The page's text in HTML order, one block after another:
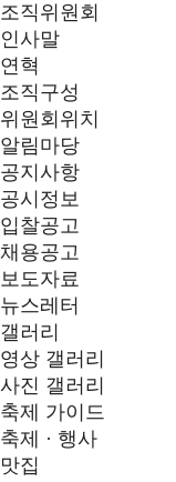
조직위원회
인사말
연혁
조직구성
위원회위치
알림마당
공지사항
공시정보
입찰공고
채용공고
보도자료
뉴스레터
갤러리
영상 갤러리
사진 갤러리
축제 가이드
축제 · 행사
맛집